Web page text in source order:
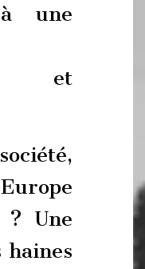
une
et
? Une
haines